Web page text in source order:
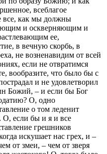
всеблагое
все, как мы должны
и оскверняющим и
ее,
в вечную скорбь, в
не возненавидим от всей
если не отвратимся
вообразите, что было бы с
и не удовлетворил
Божий, – и если бы Бог
О, одно
о том леденит
О, если бы и я и все
грешников
искушает нас грех, и –
от змеи, – чем от зверя